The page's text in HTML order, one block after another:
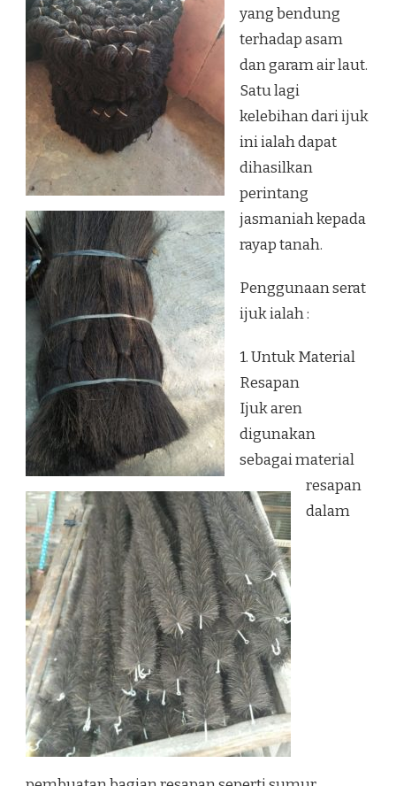
yang bendung
terhadap asam
dan garam air laut.
Satu lagi
kelebihan dari ijuk
ini ialah dapat
dihasilkan
perintang
jasmaniah kepada
rayap tanah.
Penggunaan serat
ijuk ialah :
1. Untuk Material
Resapan
Ijuk aren
digunakan
sebagai material
resapan
dalam